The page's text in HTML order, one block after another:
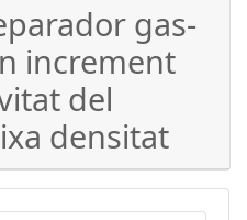
gas-
increment
del
densitat